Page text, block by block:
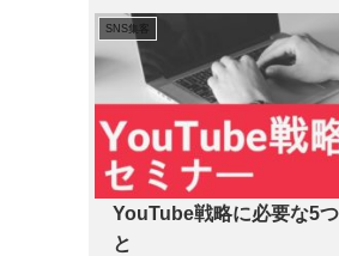
ない方 動画ができなくても
1台で動画を作り サムネイル
SNS集客
YouTube戦略に必要な5つ
と